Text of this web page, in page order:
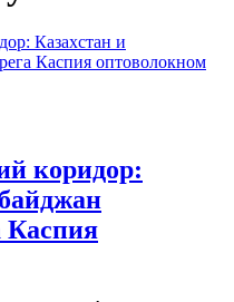
коридор:
Каспия